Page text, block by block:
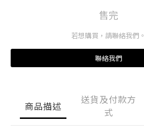
售完
若想購買，請聯絡我們。
聯絡我們
商品描述
送貨及付款方
式